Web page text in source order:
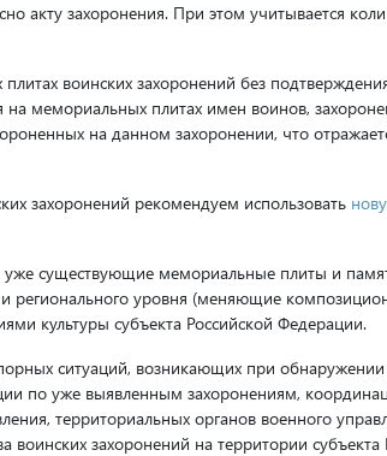
акту захоронения. При этом учитывается
воинских захоронений без
мемориальных плитах имен воинов,
на данном захоронении, что
захоронений рекомендуем использовать
существующие мемориальные плиты и
и регионального уровня (меняющие
культуры субъекта Российской Федерации.
ситуаций, возникающих при
по уже выявленным захоронениям,
территориальных органов военного
воинских захоронений на территории